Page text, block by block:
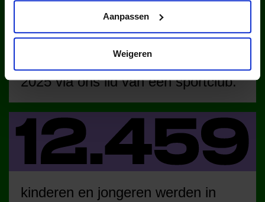
Aanpassen
Weigeren
kinderen en jongeren werden in
2025 via ons lid van een sportclub.
kinderen en jongeren werden in